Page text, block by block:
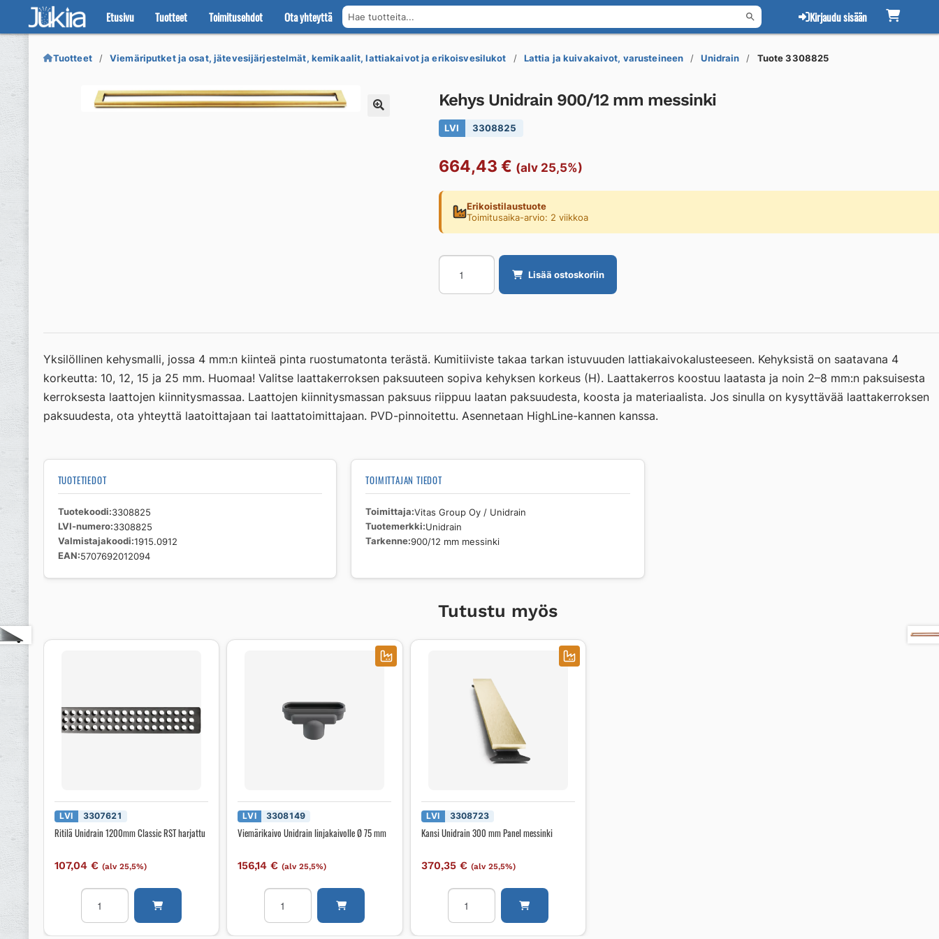
Etusivu Tuotteet Toimitusehdot Ota yhteyttä Hae tuotteita... Kirjaudu sisään
Siirry
navigointiin
Siirry
sisältöön
Tuotteet Viemäriputket ja osat, jätevesijärjestelmät, kemikaalit, lattiakaivot ja erikoisvesilukot Lattia ja kuivakaivot, varusteineen Unidrain Tuote 3308825
Kehys Unidrain 900/12 mm messinki
LVI 3308825
664,43 € (alv 25,5%)
Erikoistilaustuote
Toimitusaika-arvio: 2 viikkoa
Kehys
Unidrain
900/12
messinki
Lisää ostoskoriin
Yksilöllinen kehysmalli, jossa 4 mm:n kiinteä pinta ruostumatonta terästä. Kumitiiviste takaa tarkan istuvuuden lattiakaivokalusteeseen. Kehyksistä on saatavana 4
korkeutta: 10, 12, 15 ja 25 mm. Huomaa! Valitse laattakerroksen paksuuteen sopiva kehyksen korkeus (H). Laattakerros koostuu laatasta ja noin 2–8 mm:n paksuisesta
kerroksesta laattojen kiinnitysmassaa. Laattojen kiinnitysmassan paksuus riippuu laatan paksuudesta, koosta ja materiaalista. Jos sinulla on kysyttävää laattakerroksen
paksuudesta, ota yhteyttä laatoittajaan tai laattatoimittajaan. PVD-pinnoitettu. Asennetaan HighLine-kannen kanssa.
TUOTETIEDOT
Tuotekoodi 3308825
LVI-numero 3308825
Valmistajakoodi 1915.0912
EAN 5707692012094
TOIMITTAJAN TIEDOT
Toimittaja Vitas Group Oy / Unidrain
Tuotemerkki Unidrain
Tarkenne 900/12 mm messinki
Tutustu myös
LVI 3307621
Ritilä Unidrain 1200mm Classic RST harjattu
107,04€ (alv 25,5%)
Ritilä
Unidrain
1200mm
LVI 3308149
Viemärikaivo Unidrain linjakaivolle Ø 75 mm
156,14€ (alv 25,5%)
Viemärikaivo
Unidrain
linjakaivolle
LVI 3308723
Kansi Unidrain 300 mm Panel messinki
370,35 € (alv 25,5%)
Kansi
Unidrain
300